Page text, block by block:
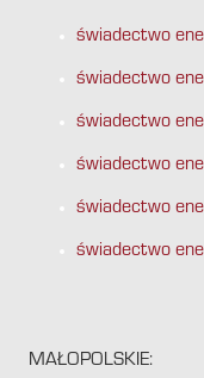
świadectwo
świadectwo
świadectwo
świadectwo
świadectwo
świadectwo
MAŁOPOLSKIE: